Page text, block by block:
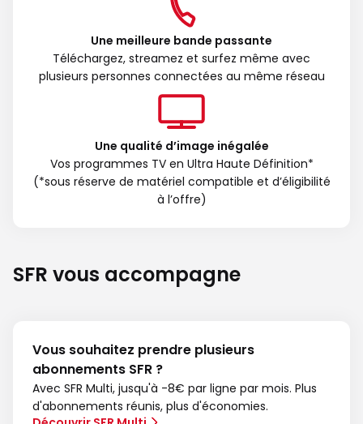
Une meilleure bande passante
Téléchargez, streamez et surfez même avec
plusieurs personnes connectées au même réseau
Une qualité d’image inégalée
Vos programmes TV en Ultra Haute Définition*
(*sous réserve de matériel compatible et d’éligibilité
à l’offre)
SFR vous accompagne
Vous souhaitez prendre plusieurs
abonnements SFR ?
Avec SFR Multi, jusqu'à -8€ par ligne par mois. Plus
d'abonnements réunis, plus d'économies.